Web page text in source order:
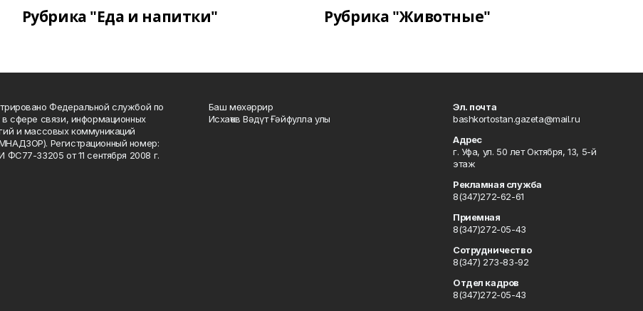
Рубрика "Еда и напитки" Рубрика "Животные"
Федеральной службой по
в сфере связи, информационных
и массовых коммуникаций
Регистрационный номер:
ФС77-33205 от 11 сентября 2008 г.
Баш мөхәррир
Исхаҡов Вәдүт Ғәйфулла улы
Эл. почта
bashkortostan.gazeta@mail.ru
Адрес
г. Уфа, ул. 50 лет Октября, 13, 5-й
этаж
Рекламная служба
8(347)272-62-61
Приемная
8(347)272-05-43
Сотрудничество
8(347) 273-83-92
Отдел кадров
8(347)272-05-43